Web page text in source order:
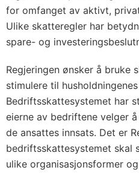
for omfanget av aktivt,
Ulike skatteregler har
spare- og
Regjeringen ønsker å bruke
stimulere til
Bedriftsskattesystemet har
eierne av bedriftene velger
de ansattes innsats. Det er
bedriftsskattesystemet skal
ulike organisasjonsformer